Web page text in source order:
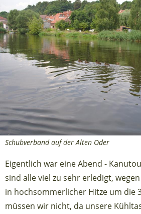
Schubverband auf der Alten Oder
Eigentlich war eine Abend -
sind alle viel zu sehr erledigt,
in hochsommerlicher Hitze um die
müssen wir nicht, da unsere